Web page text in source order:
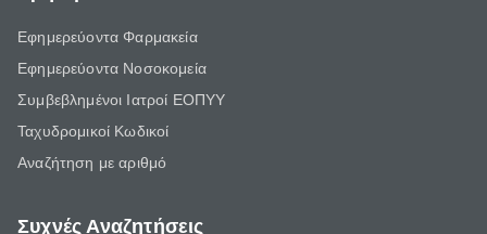
Εφημερεύοντα Φαρμακεία
Εφημερεύοντα Νοσοκομεία
Συμβεβλημένοι Ιατροί ΕΟΠΥΥ
Ταχυδρομικοί Κωδικοί
Αναζήτηση με αριθμό
Συχνές Αναζητήσεις